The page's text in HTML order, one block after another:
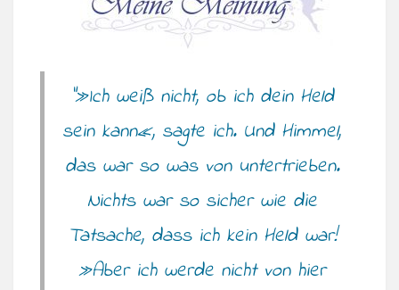
“»Ich weiß nicht, ob ich dein Held
sein kann«, sagte ich. Und Himmel,
das war so was von untertrieben.
Nichts war so sicher wie die
Tatsache, dass ich kein Held war!
»Aber ich werde nicht von hier